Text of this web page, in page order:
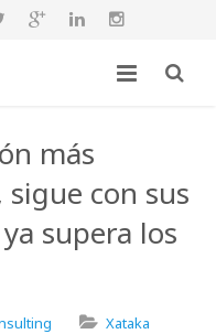
más
con sus
supera los
Xataka